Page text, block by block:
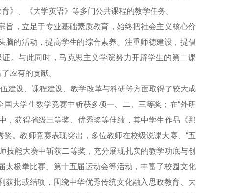
》、《大学英语》等多门公共课程的教学任务。
旨，立足于专业基础素质教育，始终把社会主义核心价
的活动，提高学生的综合素养。注重师德建设，提倡
。与此同时，马克思主义学院努力开辟学生的第二课
应有的贡献。
建设、课程建设、教学改革与科研等方面取得了较大成
大学生数学竞赛中斩获多项一、二、三等奖；在“外研
，获得省级三等奖、优秀奖等佳绩，其中学生作品《那
奖。教师竞赛表现突出，多位教师在校级说课大赛、“五
技能大赛中斩获二等奖，充分展现扎实的教学功底与创
太极拳比赛、第十五届运动会等活动，丰富了校园文化
批或结项，围绕中华优秀传统文化融入思政教育、大